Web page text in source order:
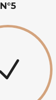
N°5